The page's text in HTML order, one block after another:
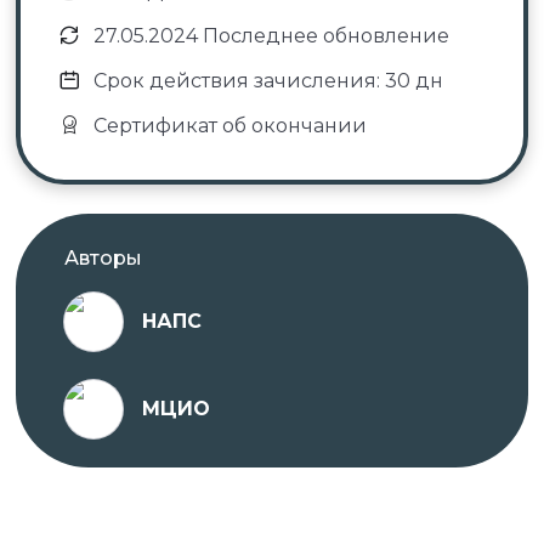
Распоряжения от 14 декабря 2021 года,
срок действия – бессрочно;
№ 4192, выданная Комитетом по
образованию Правительства Санкт-
Петербурга на основании Распоряжения от
Проходить обучение вы можете в любое удобное
для вас время с ПК, ноутбука, планшета или
телефона, подключенного к сети Интернет.
На платформе предоставляется доступ к
27.05.2024 Последнее обновление
Срок действия зачисления: 30 дн
Сертификат об окончании
Авторы
НАПС
МЦИО